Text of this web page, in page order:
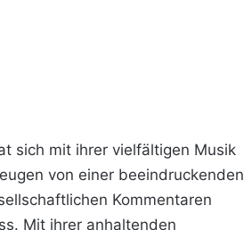
sich mit ihrer vielfältigen Musik
von einer beeindruckenden
Kommentaren
Mit ihrer anhaltenden